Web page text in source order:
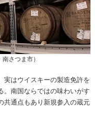
さつま市）
実はウイスキーの製造免許を
。南国ならではの味わいがす
共通点もあり新規参入の蔵元